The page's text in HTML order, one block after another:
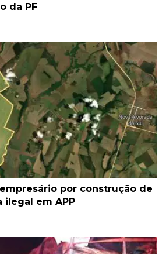
da PF
por construção de
ilegal em APP